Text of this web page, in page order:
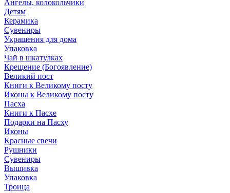
Ангелы, колокольчики
Детям
Керамика
Сувениры
Украшения для дома
Упаковка
Чай в шкатулках
Крещение (Богоявление)
Великий пост
Книги к Великому посту
Иконы к Великому посту
Пасха
Книги к Пасхе
Подарки на Пасху
Иконы
Красные свечи
Рушники
Сувениры
Вышивка
Упаковка
Троица